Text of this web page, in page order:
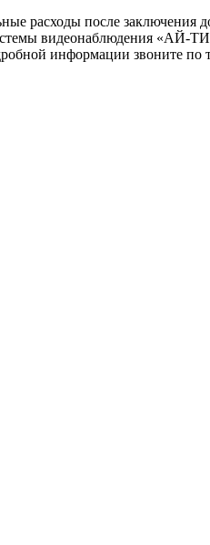
расходы после заключения
видеонаблюдения «АЙ-
информации звоните по